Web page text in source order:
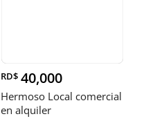
RD$ 40,000
Hermoso Local comercial
en alquiler